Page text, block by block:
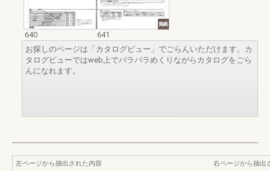
640
641
お探しのページは「カタログビュー」でごらんいただけます。カ
タログビューではweb上でパラパラめくりながらカタログをごら
んになれます。
左ページから抽出された内容
右ページから抽出